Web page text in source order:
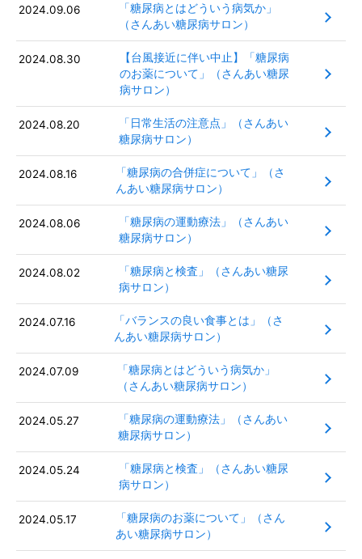
2024.09.06
「糖尿病とはどういう病気か」
（さんあい糖尿病サロン）
2024.08.30
【台風接近に伴い中止】「糖尿病
のお薬について」（さんあい糖尿
病サロン）
2024.08.20
「日常生活の注意点」（さんあい
糖尿病サロン）
2024.08.16
「糖尿病の合併症について」（さ
んあい糖尿病サロン）
2024.08.06
「糖尿病の運動療法」（さんあい
糖尿病サロン）
2024.08.02
「糖尿病と検査」（さんあい糖尿
病サロン）
2024.07.16
「バランスの良い食事とは」（さ
んあい糖尿病サロン）
2024.07.09
「糖尿病とはどういう病気か」
（さんあい糖尿病サロン）
2024.05.27
「糖尿病の運動療法」（さんあい
糖尿病サロン）
2024.05.24
「糖尿病と検査」（さんあい糖尿
病サロン）
2024.05.17
「糖尿病のお薬について」（さん
あい糖尿病サロン）